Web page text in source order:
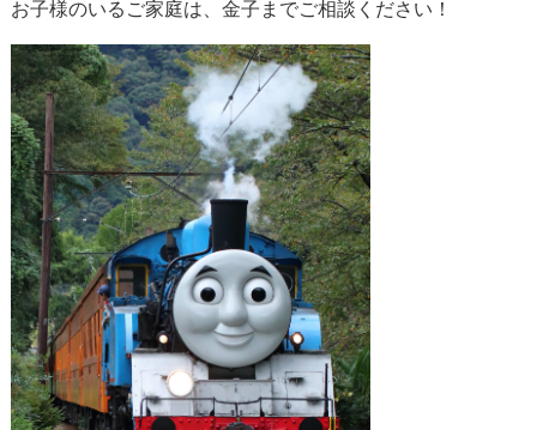
お子様のいるご家庭は、金子までご相談ください！